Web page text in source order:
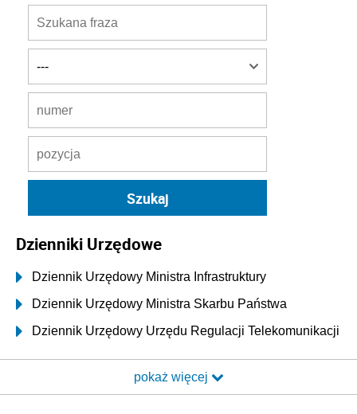
Dzienniki Urzędowe
Dziennik Urzędowy Ministra Infrastruktury
Dziennik Urzędowy Ministra Skarbu Państwa
Dziennik Urzędowy Urzędu Regulacji Telekomunikacji
Dziennik Urzędowy Ministra Transportu i Budownictwa
pokaż więcej